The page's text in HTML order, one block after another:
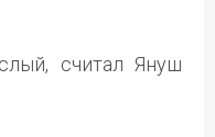
считал Януш